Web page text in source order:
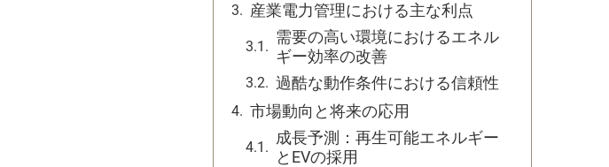
産業電力管理における主な利点
需要の高い環境におけるエネル
ギー効率の改善
過酷な動作条件における信頼性
市場動向と将来の応用
成長予測：再生可能エネルギー
とEVの採用